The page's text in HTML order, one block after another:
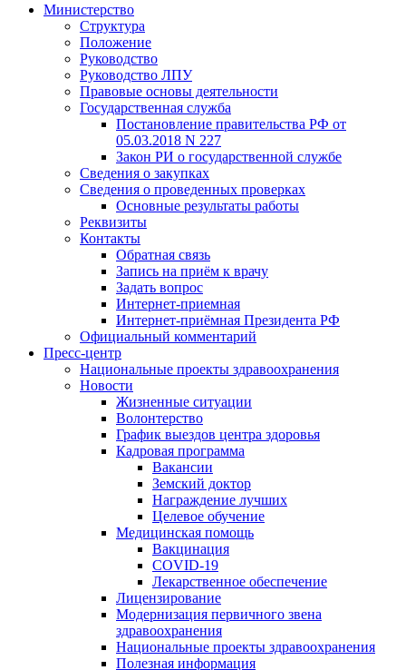
Министерство
Структура
Положение
Руководство
Руководство ЛПУ
Правовые основы деятельности
Государственная служба
Постановление правительства РФ от
05.03.2018 N 227
Закон РИ о государственной службе
Сведения о закупках
Сведения о проведенных проверках
Основные результаты работы
Реквизиты
Контакты
Обратная связь
Запись на приём к врачу
Задать вопрос
Интернет-приемная
Интернет-приёмная Президента РФ
Официальный комментарий
Пресс-центр
Национальные проекты здравоохранения
Новости
Жизненные ситуации
Волонтерство
График выездов центра здоровья
Кадровая программа
Вакансии
Земский доктор
Награждение лучших
Целевое обучение
Медицинская помощь
Вакцинация
COVID-19
Лекарственное обеспечение
Лицензирование
Модернизация первичного звена
здравоохранения
Национальные проекты здравоохранения
Полезная информация